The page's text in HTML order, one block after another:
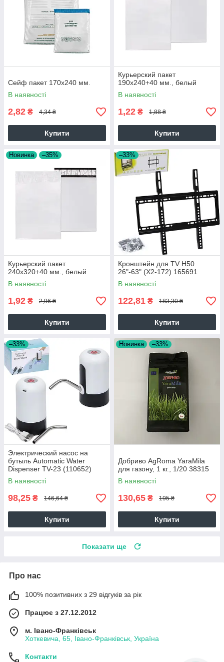
Сейф пакет 170х240 мм.
В наявності
2,82 ₴ 4,34 ₴
Купити
Курьерский пакет
190х240+40 мм., белый
В наявності
1,22 ₴ 1,88 ₴
Купити
Новинка –35%
Курьерский пакет
240х320+40 мм., белый
В наявності
1,92 ₴ 2,96 ₴
Купити
–33%
Кронштейн для TV Н50
26"-63" (Х2-172) 165691
В наявності
122,81 ₴ 183,30 ₴
Купити
–33%
Электрический насос на
бутыль Automatic Water
Dispenser TV-23 (110652)
165691
В наявності
98,25 ₴ 146,64 ₴
Купити
Новинка –33%
Добриво AgRoma YaraMila
для газону, 1 кг., 1/20 38315
В наявності
130,65 ₴ 195 ₴
Купити
Показати ще
Про нас
100% позитивних з 29 відгуків за рік
Працює з 27.12.2012
м. Івано-Франківськ
Хоткевича, 65, Івано-Франківськ, Україна
Контакти